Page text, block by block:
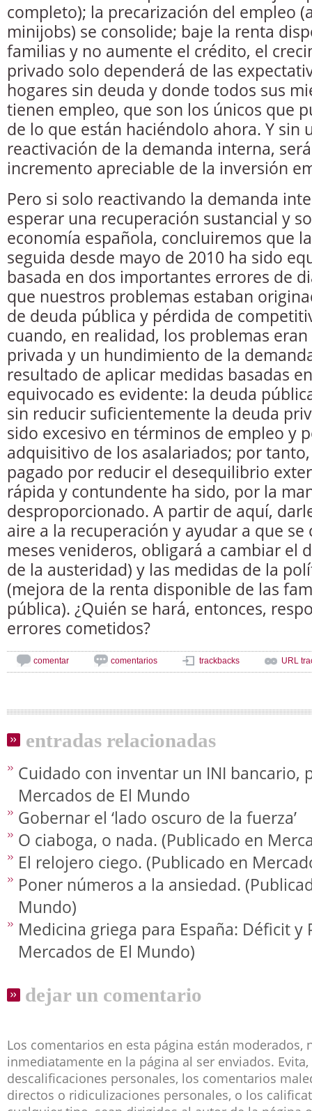
completo); la precarización del empleo
minijobs) se consolide; baje la renta
familias y no aumente el crédito, el
privado solo dependerá de las
hogares sin deuda y donde todos sus
tienen empleo, que son los únicos que
de lo que están haciéndolo ahora. Y sin
reactivación de la demanda interna,
incremento apreciable de la inversión
Pero si solo reactivando la demanda
esperar una recuperación sustancial y
economía española, concluiremos que
seguida desde mayo de 2010 ha sido
basada en dos importantes errores de
que nuestros problemas estaban
de deuda pública y pérdida de
cuando, en realidad, los problemas
privada y un hundimiento de la
resultado de aplicar medidas basadas
equivocado es evidente: la deuda
sin reducir suficientemente la deuda
sido excesivo en términos de empleo y
adquisitivo de los asalariados; por
pagado por reducir el desequilibrio
rápida y contundente ha sido, por la
desproporcionado. A partir de aquí,
aire a la recuperación y ayudar a que se
meses venideros, obligará a cambiar el
de la austeridad) y las medidas de la
(mejora de la renta disponible de las
pública). ¿Quién se hará, entonces,
errores cometidos?
comentar comentarios trackbacks URL
entradas relacionadas
Cuidado con inventar un INI bancario,
Mercados de El Mundo
Gobernar el ‘lado oscuro de la fuerza’
O ciaboga, o nada. (Publicado en
El relojero ciego. (Publicado en
Poner números a la ansiedad.
Mundo)
Medicina griega para España: Déficit y
Mercados de El Mundo)
dejar un comentario
Los comentarios en esta página están moderados,
inmediatamente en la página al ser enviados.
descalificaciones personales, los comentarios
directos o ridiculizaciones personales, o los